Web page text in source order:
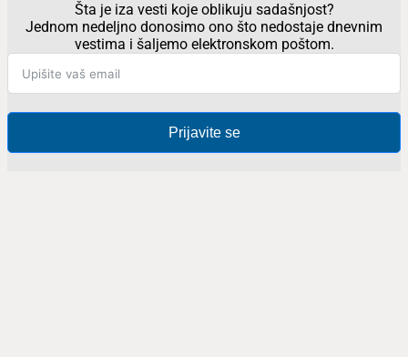
Šta je iza vesti koje oblikuju sadašnjost?
Jednom nedeljno donosimo ono što nedostaje dnevnim
vestima i šaljemo elektronskom poštom.
Prijavite se